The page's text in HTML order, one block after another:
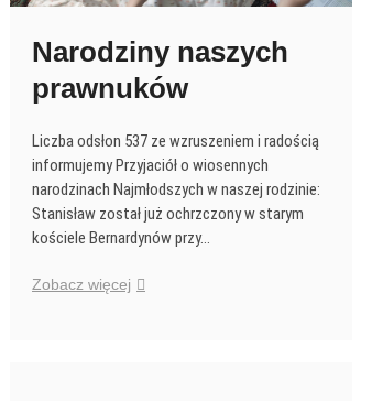
Narodziny naszych
prawnuków
Liczba odsłon 537 ze wzruszeniem i radością
informujemy Przyjaciół o wiosennych
narodzinach Najmłodszych w naszej rodzinie:
Stanisław został już ochrzczony w starym
kościele Bernardynów przy…
Zobacz więcej Narodziny